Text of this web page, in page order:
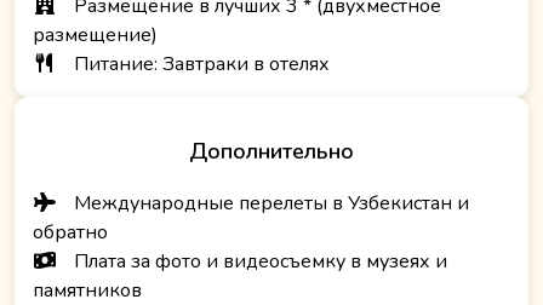
Размещение в лучших 3 * (двухместное
размещение)
Питание: Завтраки в отелях
Дополнительно
Международные перелеты в Узбекистан и
обратно
Плата за фото и видеосъемку в музеях и
памятников